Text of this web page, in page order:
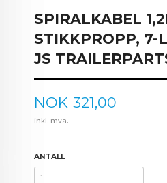
SPIRALKABEL
STIKKPROPP, 7-
JS
Pris
NOK 321,00
inkl. mva.
ANTALL